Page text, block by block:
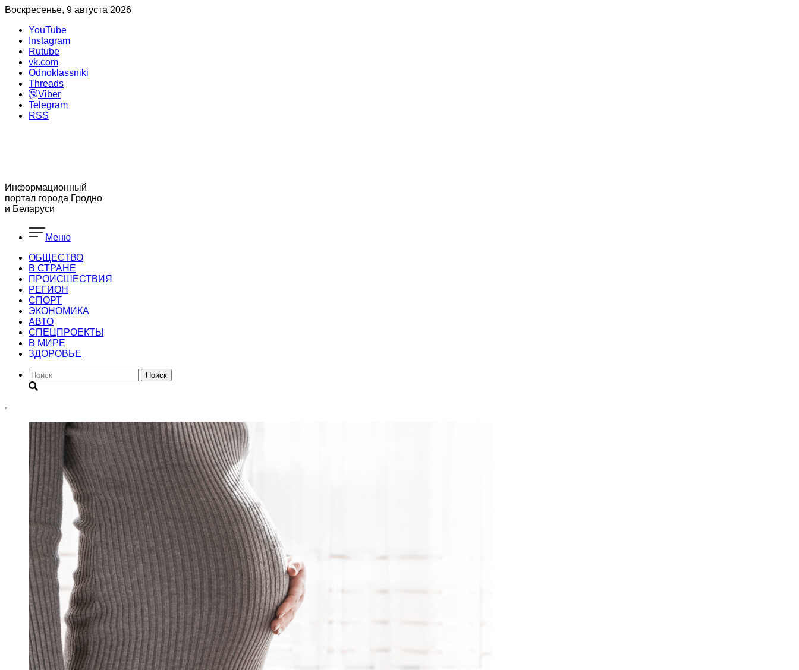
Воскресенье, 9 августа 2026
YouTube
Instagram
Rutube
vk.com
Odnoklassniki
Threads
Viber
Telegram
RSS
Информационный
портал города Гродно
и Беларуси
Меню
ОБЩЕСТВО
В СТРАНЕ
ПРОИСШЕСТВИЯ
РЕГИОН
CПОРТ
ЭКОНОМИКА
АВТО
СПЕЦПРОЕКТЫ
В МИРЕ
ЗДОРОВЬЕ
Поиск